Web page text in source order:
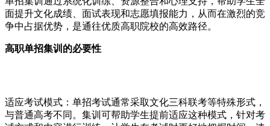
面提升文化成绩、面试表现和志愿填报能力，从而在激烈的竞
争中占据优势，是通往优质高职院校的高效路径。
高职单招集训的必要性
适应考试模式：单招考试通常采取文化三科联考等特殊形式，
与普通高考不同。集训可帮助学生提前适应这种模式，针对考